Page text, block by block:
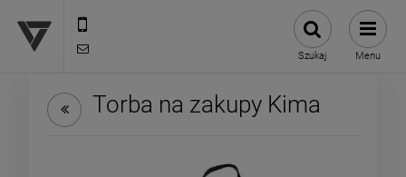
Szukaj Menu
Torba na zakupy Kima